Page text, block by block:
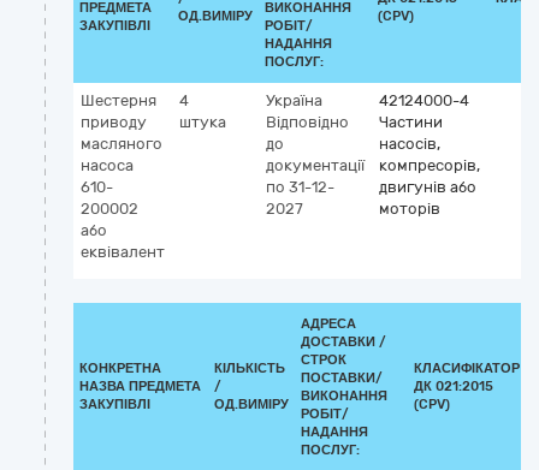
ПРЕДМЕТА
ЗАКУПІВЛІ
ОД.ВИМІРУ
ВИКОНАННЯ
РОБІТ/
НАДАННЯ
ПОСЛУГ:
(CPV)
Шестерня
приводу
масляного
насоса
610-
200002
або
еквівалент
4
штука
Україна
Відповідно
до
документації
по 31-12-
2027
42124000-4
Частини
насосів,
компресорів,
двигунів або
моторів
КОНКРЕТНА
НАЗВА ПРЕДМЕТА
ЗАКУПІВЛІ
КІЛЬКІСТЬ
/
ОД.ВИМІРУ
АДРЕСА
ДОСТАВКИ /
СТРОК
ПОСТАВКИ/
ВИКОНАННЯ
РОБІТ/
НАДАННЯ
ПОСЛУГ:
КЛАСИФІКАТОР
ДК 021:2015
(CPV)